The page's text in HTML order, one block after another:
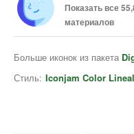
Показать все
материалов
Больше иконок из пакета
Стиль: Iconjam Color